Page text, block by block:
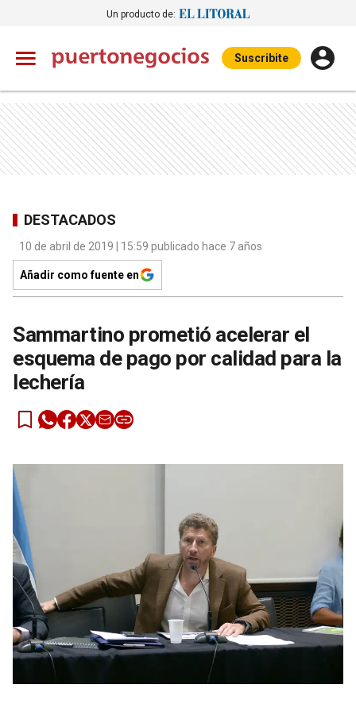
Un producto de:
Suscribite
DESTACADOS
10 de abril de 2019 | 15:59 publicado hace 7 años
Añadir como fuente en
Sammartino prometió acelerar el
esquema de pago por calidad para la
lechería